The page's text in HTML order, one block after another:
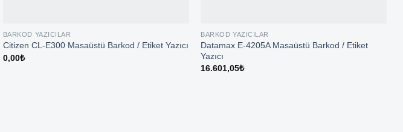
BARKOD YAZICILAR
Citizen CL-E300 Masaüstü Barkod / Etiket Yazıcı
0,00₺
BARKOD YAZICILAR
Datamax E-4205A Masaüstü Barkod / Etiket
Yazıcı
16.601,05₺